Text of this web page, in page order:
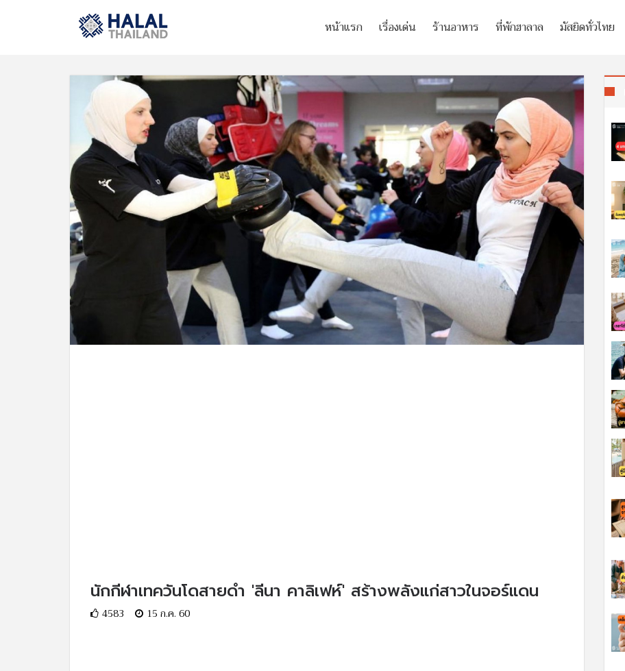
หน้าแรก เรื่องเด่น ร้านอาหาร ที่พักฮาลาล มัสยิดทั่วไทย
นักกีฬาเทควันโดสายดำ 'ลีนา คาลิเฟห์' สร้างพลังแก่สาวในจอร์แดน
4583 15 ก.ค. 60